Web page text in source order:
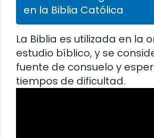
en la Biblia Católica
La Biblia es utilizada en la
estudio bíblico, y se
fuente de consuelo y
tiempos de dificultad.